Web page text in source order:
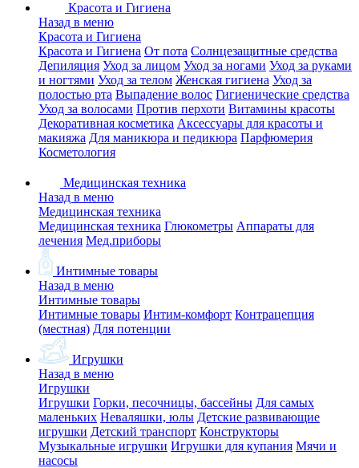
Красота и Гигиена
Назад в меню
Красота и Гигиена
Красота и Гигиена От пота Солнцезащитные средства
Депиляция Уход за лицом Уход за ногами Уход за руками
и ногтями Уход за телом Женская гигиена Уход за
полостью рта Выпадение волос Гигиенические средства
Уход за волосами Против перхоти Витамины красоты
Декоративная косметика Аксессуары для красоты и
макияжа Для маникюра и педикюра Парфюмерия
Косметология
Медицинская техника
Назад в меню
Медицинская техника
Медицинская техника Глюкометры Аппараты для
лечения Мед.приборы
Интимные товары
Назад в меню
Интимные товары
Интимные товары Интим-комфорт Контрацепция
(местная) Для потенции
Игрушки
Назад в меню
Игрушки
Игрушки Горки, песочницы, бассейны Для самых
маленьких Неваляшки, юлы Детские развивающие
игрушки Детский транспорт Конструкторы
Музыкальные игрушки Игрушки для купания Мячи и
насосы